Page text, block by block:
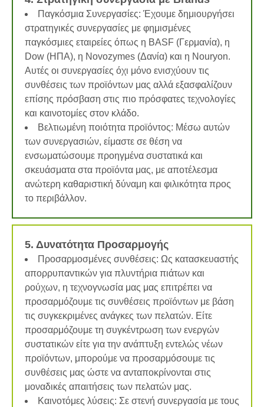
Παγκόσμια Συνεργασίες: Έχουμε δημιουργήσει
στρατηγικές συνεργασίες με φημισμένες
παγκόσμιες εταιρείες όπως η BASF (Γερμανία), η
Dow (ΗΠΑ), η Novozymes (Δανία) και η Nouryon.
Αυτές οι συνεργασίες όχι μόνο ενισχύουν τις
συνθέσεις των προϊόντων μας αλλά εξασφαλίζουν
επίσης πρόσβαση στις πιο πρόσφατες τεχνολογίες
και καινοτομίες στον κλάδο.
Βελτιωμένη ποιότητα προϊόντος: Μέσω αυτών
των συνεργασιών, είμαστε σε θέση να
ενσωματώσουμε προηγμένα συστατικά και
σκευάσματα στα προϊόντα μας, με αποτέλεσμα
ανώτερη καθαριστική δύναμη και φιλικότητα προς
το περιβάλλον.
5. Δυνατότητα Προσαρμογής
Προσαρμοσμένες συνθέσεις: Ως κατασκευαστής
απορρυπαντικών για πλυντήρια πιάτων και
ρούχων, η τεχνογνωσία μας μας επιτρέπει να
προσαρμόζουμε τις συνθέσεις προϊόντων με βάση
τις συγκεκριμένες ανάγκες των πελατών. Είτε
προσαρμόζουμε τη συγκέντρωση των ενεργών
συστατικών είτε για την ανάπτυξη εντελώς νέων
προϊόντων, μπορούμε να προσαρμόσουμε τις
συνθέσεις μας ώστε να ανταποκρίνονται στις
μοναδικές απαιτήσεις των πελατών μας.
Καινοτόμες λύσεις: Σε στενή συνεργασία με τους